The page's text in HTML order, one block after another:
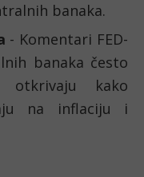
banaka.
- Komentari FED-
banaka često
kako
na inflaciju i